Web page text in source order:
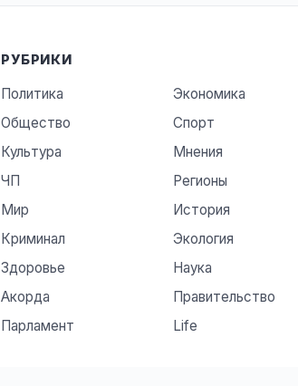
РУБРИКИ
Политика
Экономика
Общество
Спорт
Культура
Мнения
ЧП
Регионы
Мир
История
Криминал
Экология
Здоровье
Наука
Акорда
Правительство
Парламент
Life